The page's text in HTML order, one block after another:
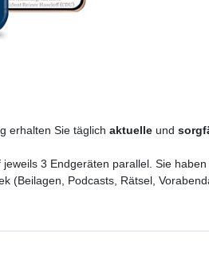
erhalten Sie täglich aktuelle und
3 Endgeräten parallel. Sie
(Beilagen, Podcasts, Rätsel,